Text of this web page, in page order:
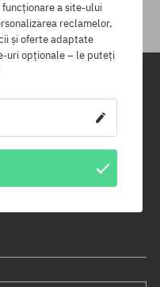
de promoție!
de -5% pentru întreaga
a site-ului
reclamelor,
și oferte adaptate
uri opționale – le puteți